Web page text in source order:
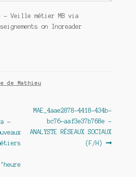
– Veille métier MB via
on Inoreader
de Mathieu
–
Article
suivant :
MAE_4aae2878-4418-434b-
bc76-aaf3e37b768e –
ANALYSTE RÉSEAUX SOCIAUX
(F/H)